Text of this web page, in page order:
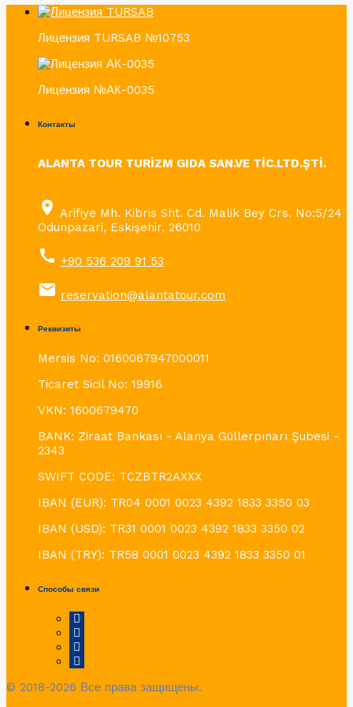
Лицензия TURSAB №10753
Лицензия №АК-0035
Контакты
ALANTA TOUR TURİZM GIDA SAN.VE TİC.LTD.ŞTİ.
place Arifiye Mh. Kibris Sht. Cd. Malik Bey Crs. No:5/24
Odunpazari, Eskişehir, 26010
call +90 536 209 91 53
email reservation@alantatour.com
Реквизиты
Mersis No: 0160067947000011
Ticaret Sicil No: 19916
VKN: 1600679470
BANK: Ziraat Bankası - Alanya Güllerpınarı Şubesi -
2343
SWIFT CODE: TCZBTR2AXXX
IBAN (EUR): TR04 0001 0023 4392 1833 3350 03
IBAN (USD): TR31 0001 0023 4392 1833 3350 02
IBAN (TRY): TR58 0001 0023 4392 1833 3350 01
Способы связи
© 2018-2026 Все права защищены.